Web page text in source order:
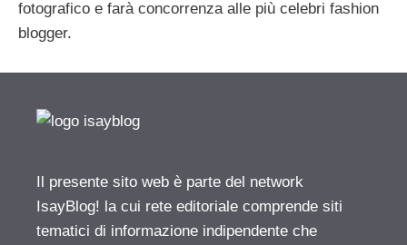
fotografico e farà concorrenza alle più celebri fashion
blogger.
Il presente sito web è parte del network
IsayBlog! la cui rete editoriale comprende siti
tematici di informazione indipendente che